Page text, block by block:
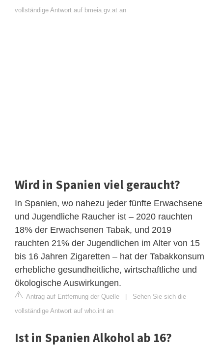
vollständige Antwort auf bmeia.gv.at an
Wird in Spanien viel geraucht?
In Spanien, wo nahezu jeder fünfte Erwachsene
und Jugendliche Raucher ist – 2020 rauchten
18% der Erwachsenen Tabak, und 2019
rauchten 21% der Jugendlichen im Alter von 15
bis 16 Jahren Zigaretten – hat der Tabakkonsum
erhebliche gesundheitliche, wirtschaftliche und
ökologische Auswirkungen.
Antrag auf Entfernung der Quelle | Sehen Sie sich die
vollständige Antwort auf who.int an
Ist in Spanien Alkohol ab 16?